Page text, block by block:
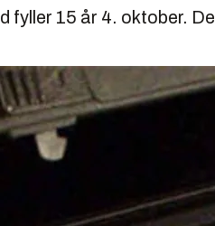
fyller 15 år 4. oktober.